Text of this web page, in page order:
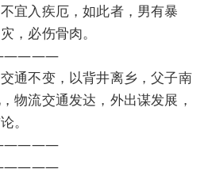
宜入疾厄，如此者，男有暴
，必伤骨肉。
通不变，以背井离乡，父子南
物流交通发达，外出谋发展，
。